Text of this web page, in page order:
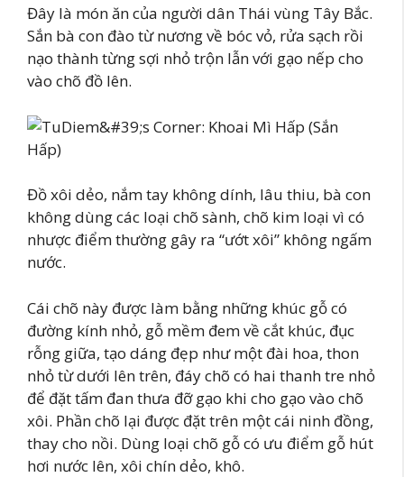
Đây là món ăn của người dân Thái vùng Tây Bắc.
Sắn bà con đào từ nương về bóc vỏ, rửa sạch rồi
nạo thành từng sợi nhỏ trộn lẫn với gạo nếp cho
vào chõ đồ lên.
Đồ xôi dẻo, nắm tay không dính, lâu thiu, bà con
không dùng các loại chõ sành, chõ kim loại vì có
nhược điểm thường gây ra “ướt xôi” không ngấm
nước.
Cái chõ này được làm bằng những khúc gỗ có
đường kính nhỏ, gỗ mềm đem về cắt khúc, đục
rỗng giữa, tạo dáng đẹp như một đài hoa, thon
nhỏ từ dưới lên trên, đáy chõ có hai thanh tre nhỏ
để đặt tấm đan thưa đỡ gạo khi cho gạo vào chõ
xôi. Phần chõ lại được đặt trên một cái ninh đồng,
thay cho nồi. Dùng loại chõ gỗ có ưu điểm gỗ hút
hơi nước lên, xôi chín dẻo, khô.